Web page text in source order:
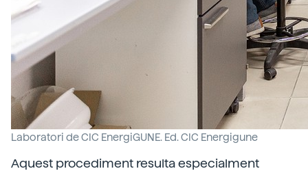
Laboratori de CIC EnergiGUNE. Ed. CIC Energigune
Aquest procediment resulta especialment